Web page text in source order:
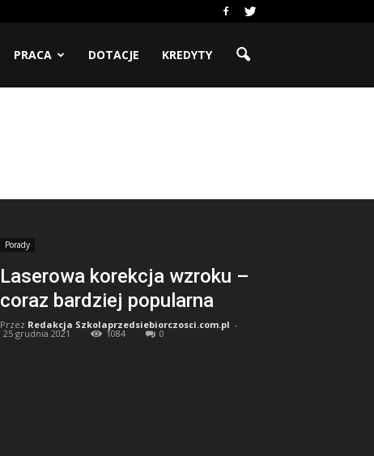
PRACA DOTACJE KREDYTY
Porady
Laserowa korekcja wzroku –
coraz bardziej popularna
Przez Redakcja Szkolaprzedsiebiorczosci.com.pl -
25 grudnia 2021 1084 0